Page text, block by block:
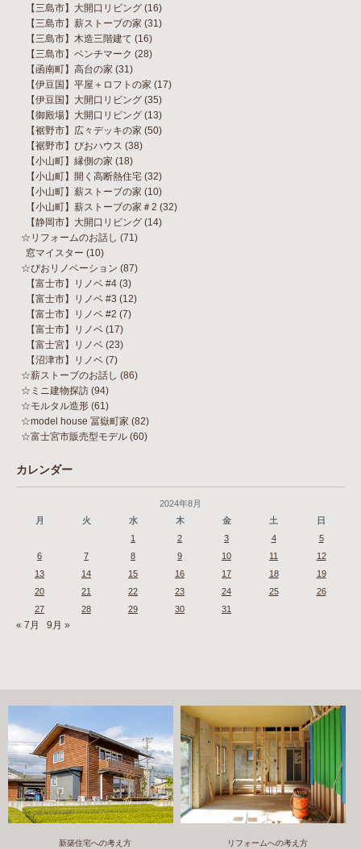
【三島市】大開口リビング (16)
【三島市】薪ストーブの家 (31)
【三島市】木造三階建て (16)
【三島市】ベンチマーク (28)
【函南町】高台の家 (31)
【伊豆国】平屋＋ロフトの家 (17)
【伊豆国】大開口リビング (35)
【御殿場】大開口リビング (13)
【裾野市】広々デッキの家 (50)
【裾野市】びおハウス (38)
【小山町】縁側の家 (18)
【小山町】開く高断熱住宅 (32)
【小山町】薪ストーブの家 (10)
【小山町】薪ストーブの家＃2 (32)
【静岡市】大開口リビング (14)
☆リフォームのお話し (71)
窓マイスター (10)
☆びおリノベーション (87)
【富士市】リノベ #4 (3)
【富士市】リノベ #3 (12)
【富士市】リノベ #2 (7)
【富士市】リノベ (17)
【富士宮】リノベ (23)
【沼津市】リノベ (7)
☆薪ストーブのお話し (86)
☆ミニ建物探訪 (94)
☆モルタル造形 (61)
☆model house 冨嶽町家 (82)
☆富士宮市販売型モデル (60)
カレンダー
2024年8月
月
火 水 木 金 土
日
1
2 3 4
5
6
7 8 9 10 11
12
13
14 15 16 17 18
19
20
21 22 23 24 25
26
27
28 29 30 31
« 7月 9月 »
新築住宅への考え方 リフォームへの考え方